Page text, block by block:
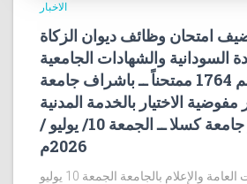
الاخبار
امتحان وظائف ديوان الزكاة
السودانية والشهادات الجامعية
البالغ عددهم 1764 ممتحناً ــ باشراف جامعة
مفوضية الاختيار بالخدمة المدنية
القومية ــ مركز جامعة كسلا ــ الجمعة 10/ يوليو /
2026م
إعداد : إدارة العلاقات العامة والإعلام بالجامعة الجمعة 10 يوليو